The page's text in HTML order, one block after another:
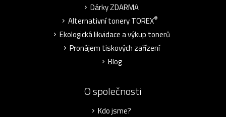
Dárky ZDARMA
Alternativní tonery TOREX®
Ekologická likvidace a výkup tonerů
Pronájem tiskových zařízení
Blog
O společnosti
Kdo jsme?